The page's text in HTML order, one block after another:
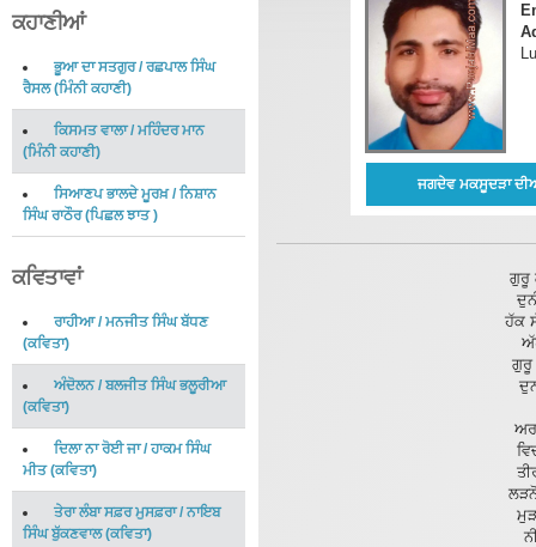
ਕਹਾਣੀਆਂ
ਭੂਆ ਦਾ ਸਤਗੁਰ/ਰਛਪਾਲ ਸਿੰਘ
ਰੈਸਲ(ਮਿੰਨੀ ਕਹਾਣੀ)
ਕਿਸਮਤ ਵਾਲਾ/ ਮਹਿੰਦਰ ਮਾਨ
(ਮਿੰਨੀ ਕਹਾਣੀ)
ਸਿਆਣਪ ਭਾਲਦੇ ਮੂਰਖ਼/ਨਿਸ਼ਾਨ
ਸਿੰਘ ਰਾਠੌਰ(ਪਿਛਲ ਝਾਤ)
ਕਵਿਤਾਵਾਂ
ਰਾਹੀਆ/ਮਨਜੀਤ ਸਿੰਘ ਬੱਧਣ
(ਕਵਿਤਾ)
ਅੰਦੋਲਨ/ ਬਲਜੀਤ ਸਿੰਘ ਭਲੂਰੀਆ
(ਕਵਿਤਾ)
ਦਿਲਾ ਨਾ ਰੋਈ ਜਾ/ਹਾਕਮ ਸਿੰਘ
ਮੀਤ(ਕਵਿਤਾ)
ਤੇਰਾ ਲੰਬਾ ਸਫ਼ਰ ਮੁਸਫ਼ਰਾ/ਨਾਇਬ
ਸਿੰਘ ਬੁੱਕਣਵਾਲ(ਕਵਿਤਾ)
ਜਗਦੇਵ ਮਕਸੂਦੜਾ
ਗੁਰੂ
ਹੱਕ
ਗੁਰੂ